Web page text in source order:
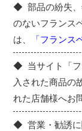
部品の紛失
のないフランス
は、
「フランス
当サイト「
入された商品の
れた店舗様へお
営業・勧誘